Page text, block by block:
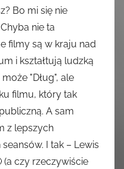
Bo mi się nie
nie ta
filmy są w kraju nad
i kształtują ludzką
"Dług", ale
filmu, który tak
A sam
z lepszych
I tak – Lewis
(a czy rzeczywiście